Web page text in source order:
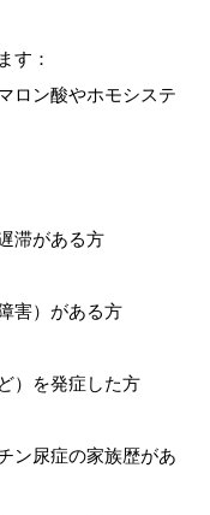
す：
ロン酸やホモシステ
滞がある方
害）がある方
）を発症した方
ン尿症の家族歴があ